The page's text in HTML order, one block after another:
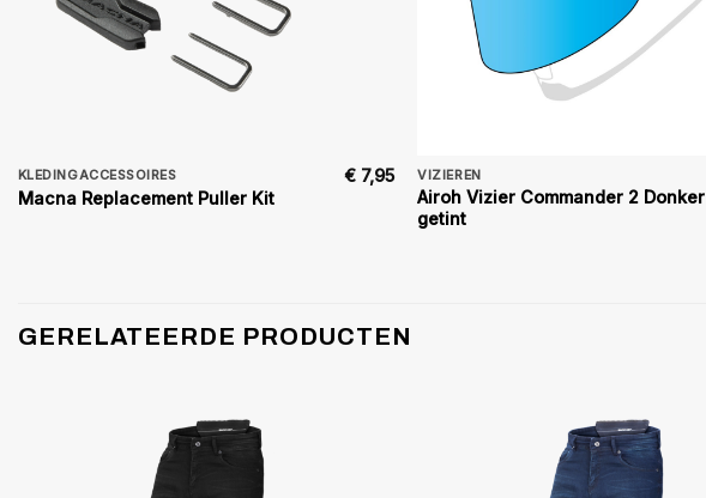
KLEDINGACCESSOIRES
Macna Replacement Puller Kit
€7,95 VIZIEREN
Airoh Vizier Commander 2 Donker
getint
GERELATEERDE PRODUCTEN